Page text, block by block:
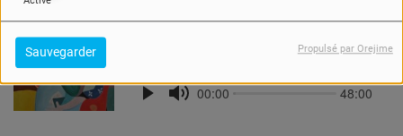
Sauvegarder Propulsé par Orejime